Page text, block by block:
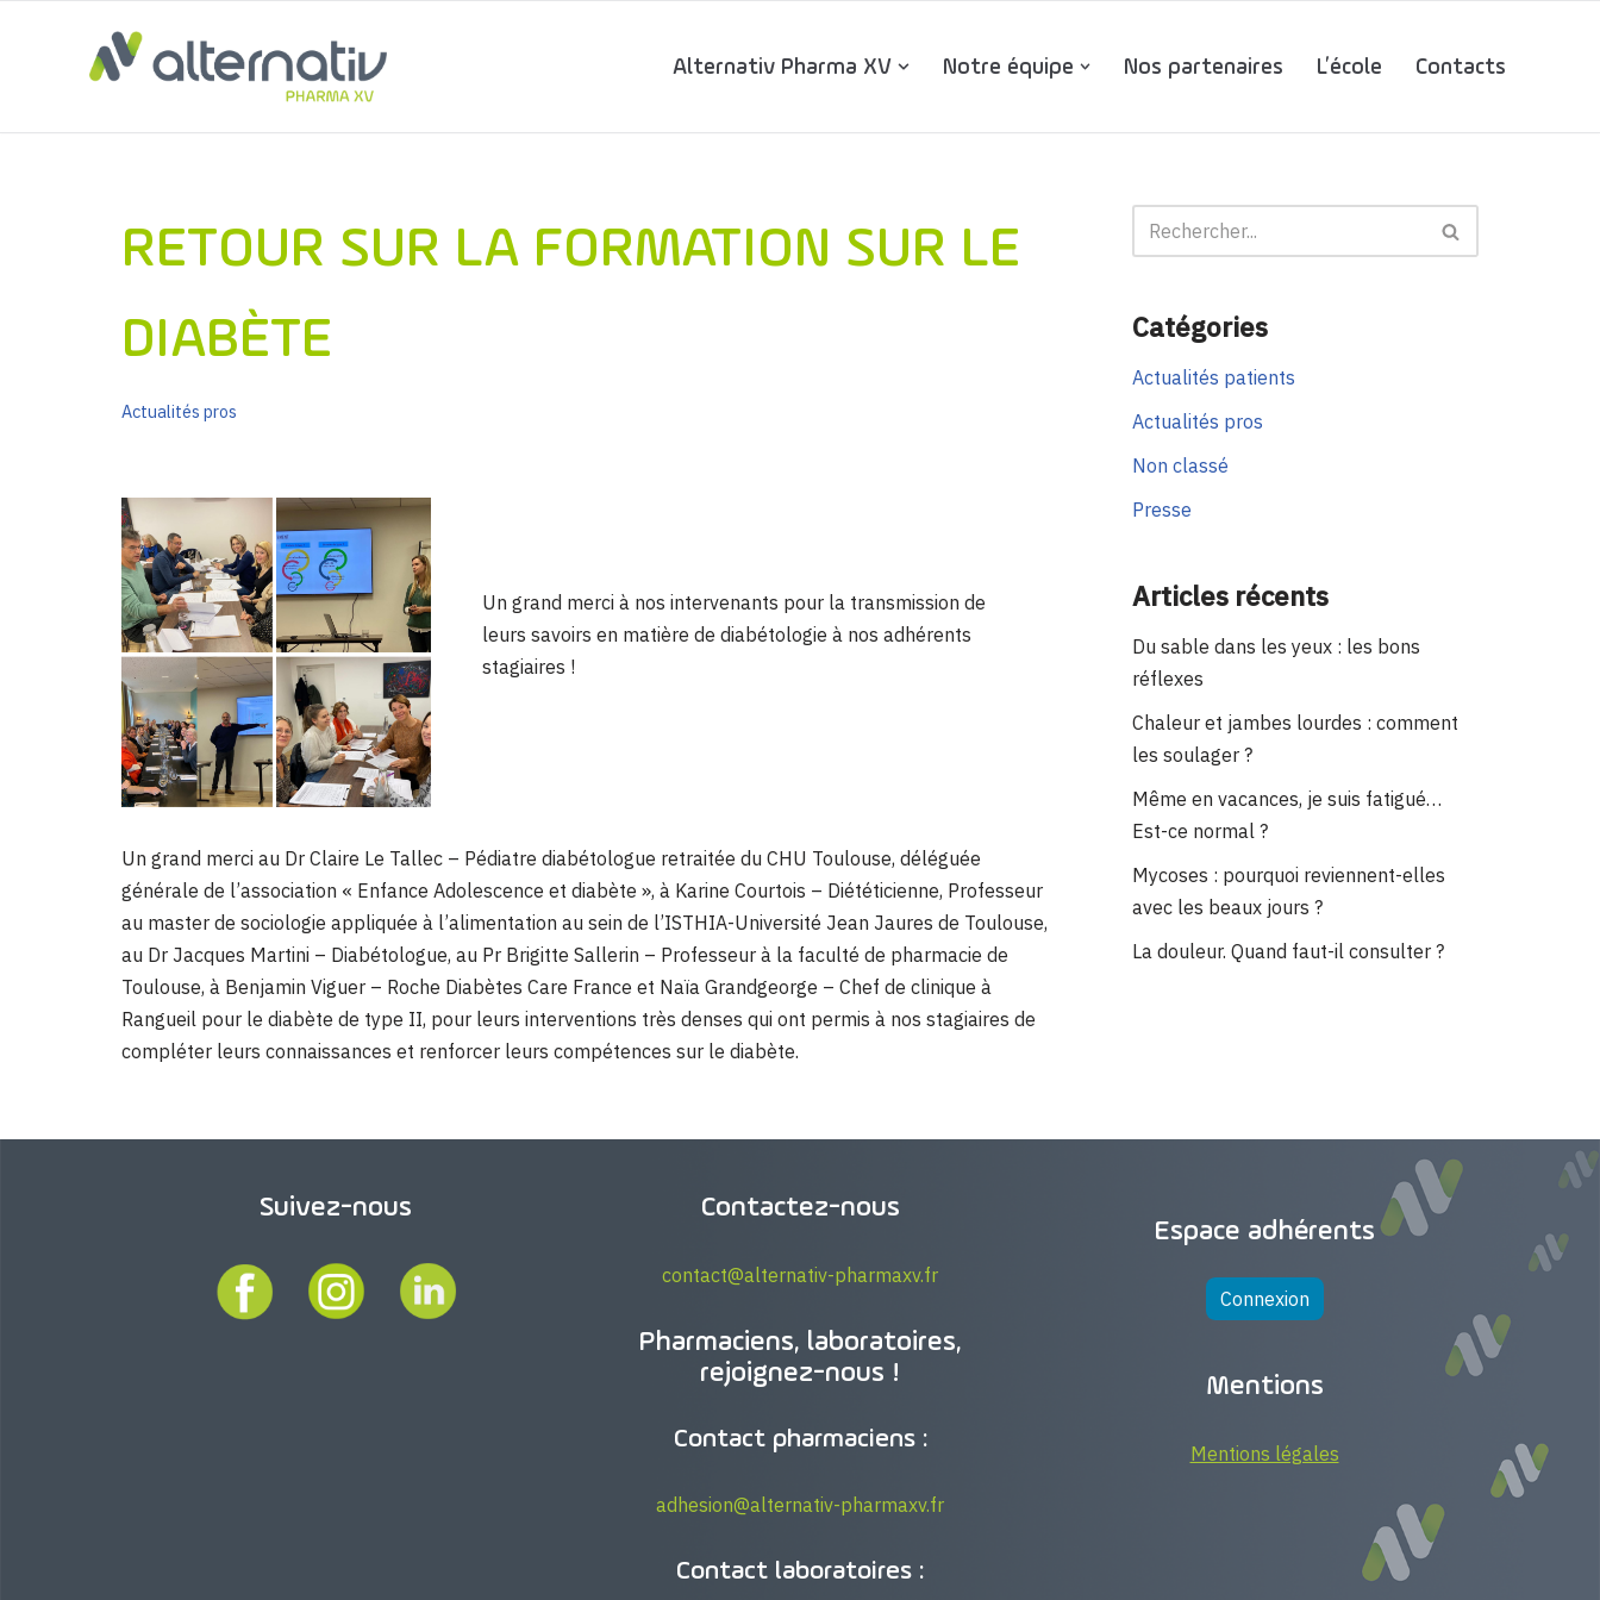
contenu
Alternativ Pharma XV Notre équipe Nos partenaires L’école Contacts
RETOUR SUR LA FORMATION SUR LE
DIABÈTE
Actualités pros
Un grand merci à nos intervenants pour la transmission de
leurs savoirs en matière de diabétologie à nos adhérents
stagiaires !
Un grand merci au Dr Claire Le Tallec – Pédiatre diabétologue retraitée du CHU Toulouse, déléguée
générale de l’association « Enfance Adolescence et diabète », à Karine Courtois – Diététicienne, Professeur
au master de sociologie appliquée à l’alimentation au sein de l’ISTHIA-Université Jean Jaures de Toulouse,
au Dr Jacques Martini – Diabétologue, au Pr Brigitte Sallerin – Professeur à la faculté de pharmacie de
Toulouse, à Benjamin Viguer – Roche Diabètes Care France et Naïa Grandgeorge – Chef de clinique à
Rangueil pour le diabète de type II, pour leurs interventions très denses qui ont permis à nos stagiaires de
compléter leurs connaissances et renforcer leurs compétences sur le diabète.
Catégories
Actualités patients
Actualités pros
Non classé
Presse
Articles récents
Du sable dans les yeux : les bons
réflexes
Chaleur et jambes lourdes : comment
les soulager ?
Même en vacances, je suis fatigué…
Est-ce normal ?
Mycoses : pourquoi reviennent-elles
avec les beaux jours ?
La douleur. Quand faut-il consulter ?
Suivez-nous Contactez-nous
contact@alternativ-pharmaxv.fr
Pharmaciens, laboratoires,
rejoignez-nous !
Contact pharmaciens :
adhesion@alternativ-pharmaxv.fr
Contact laboratoires :
Espace adhérents
Connexion
Mentions
Mentions légales